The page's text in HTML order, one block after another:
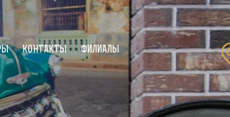
КОНТАКТЫ ФИЛИАЛЫ